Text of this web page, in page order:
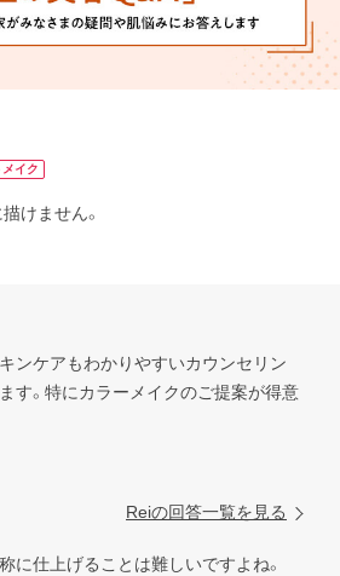
イク
けません。
ンケアもわかりやすいカウンセリン
す。特にカラーメイクのご提案が得意
Reiの回答一覧を見る
に仕上げることは難しいですよね。